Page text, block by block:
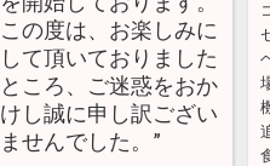
この度は、お楽しみに
して頂いておりました
ところ、ご迷惑をおか
けし誠に申し訳ござい
ませんでした。”